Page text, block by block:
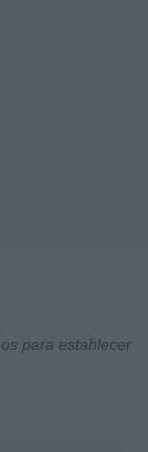
para establecer